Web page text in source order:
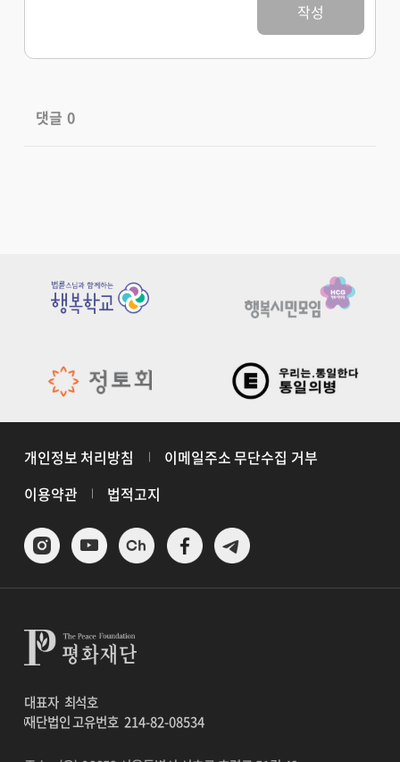
작성
댓글 0
개인정보 처리방침
이메일주소 무단수집 거부
이용약관
법적고지
대표자 최석호
재단법인 고유번호214-82-08534